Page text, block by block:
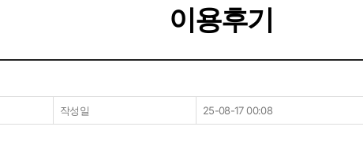
이용후기
작성일 25-08-17 00:08